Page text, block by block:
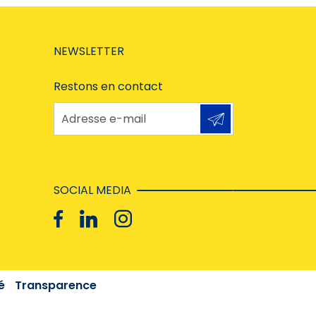
NEWSLETTER
Restons en contact
Adresse e-mail
SOCIAL MEDIA
Transparence